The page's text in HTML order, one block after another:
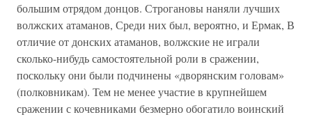
большим отрядом донцов. Строгановы наняли лучших
волжских атаманов, Среди них был, вероятно, и Ермак, В
отличие от донских атаманов, волжские не играли
сколько-нибудь самостоятельной роли в сражении,
поскольку они были подчинены «дворянским головам»
(полковникам). Тем не менее участие в крупнейшем
сражении с кочевниками безмерно обогатило воинский